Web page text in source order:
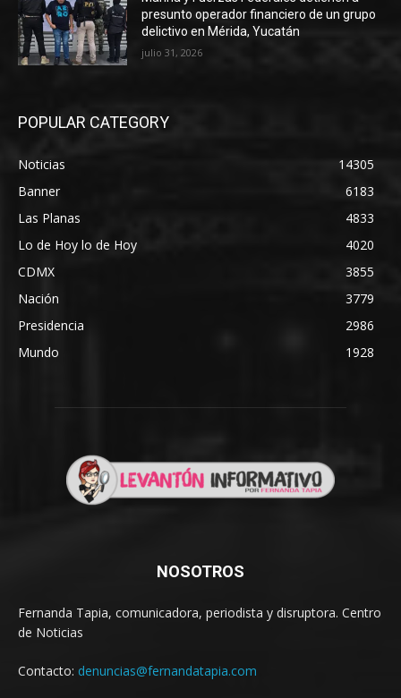
presunto operador financiero de un grupo
delictivo en Mérida, Yucatán
julio 31, 2026
POPULAR CATEGORY
Noticias
14305
Banner
6183
Las Planas
4833
Lo de Hoy lo de Hoy
4020
CDMX
3855
Nación
3779
Presidencia
2986
Mundo
1928
NOSOTROS
Fernanda Tapia, comunicadora, periodista y disruptora. Centro
de Noticias
Contacto: denuncias@fernandatapia.com